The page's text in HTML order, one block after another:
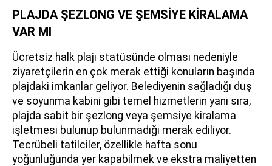
PLAJDA ŞEZLONG VE ŞEMSİYE KİRALAMA
VAR MI
Ücretsiz halk plajı statüsünde olması nedeniyle
ziyaretçilerin en çok merak ettiği konuların başında
plajdaki imkanlar geliyor. Belediyenin sağladığı duş
ve soyunma kabini gibi temel hizmetlerin yanı sıra,
plajda sabit bir şezlong veya şemsiye kiralama
işletmesi bulunup bulunmadığı merak ediliyor.
Tecrübeli tatilciler, özellikle hafta sonu
yoğunluğunda yer kapabilmek ve ekstra maliyetten